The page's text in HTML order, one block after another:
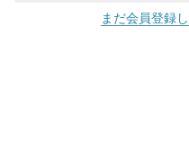
まだ会員登録